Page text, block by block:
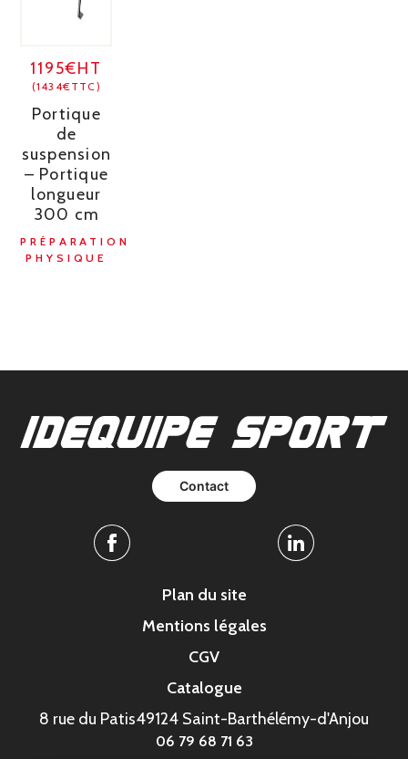
1195€HT
(1434€TTC)
Portique
de
suspension
– Portique
longueur
300 cm
PRÉPARATION
PHYSIQUE
Contact
Facebook Linkedin
Plan du site
Mentions légales
CGV
Catalogue
8 rue du Patis49124 Saint-Barthélémy-d'Anjou
06 79 68 71 63